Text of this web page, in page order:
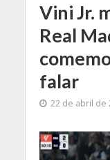
Vini Jr.
Real
falar
22 de abril de